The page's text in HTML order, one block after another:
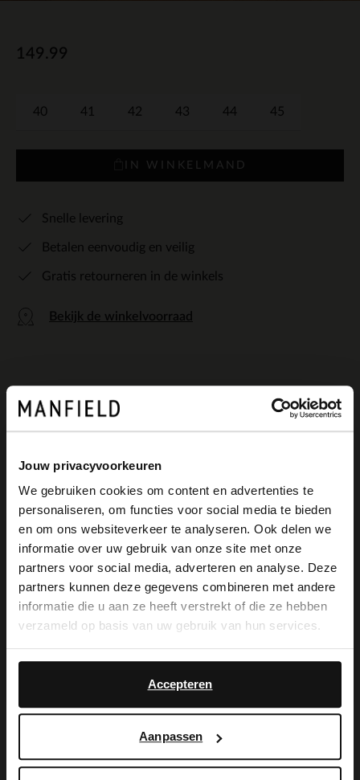
Jouw privacyvoorkeuren
We gebruiken cookies om content en advertenties te
personaliseren, om functies voor social media te bieden
en om ons websiteverkeer te analyseren. Ook delen we
informatie over uw gebruik van onze site met onze
partners voor social media, adverteren en analyse. Deze
partners kunnen deze gegevens combineren met andere
informatie die u aan ze heeft verstrekt of die ze hebben
verzameld op basis van uw gebruik van hun services.
Accepteren
Aanpassen
149.99
40 41 42 43 44 45
IN WINKELMAND
Snelle levering
Betalen eenvoudig en veilig
Gratis retourneren in de winkels
Bekijk de winkelvoorraad
Omschrijving
Cognac leren veterboots van Manfield
met hak van 3 cm en uitneembare
binnenzool. We adviseren als verzorging
en bescherming de Collonil Carbon Pro.
Maattabel
Bezorgen & retour
×
View this website in English?
It looks like your language isn't Dutch. Would
you like to switch to English?
English